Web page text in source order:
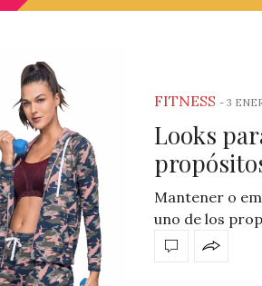
FITNESS - 3
Looks
Mantener o
uno de los